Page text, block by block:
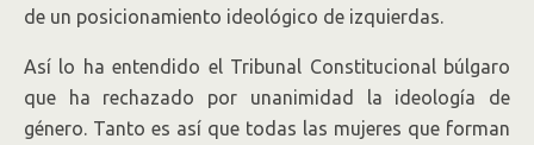
de un posicionamiento ideológico de izquierdas.
Así lo ha entendido el Tribunal Constitucional búlgaro
que ha rechazado por unanimidad la ideología de
género. Tanto es así que todas las mujeres que forman